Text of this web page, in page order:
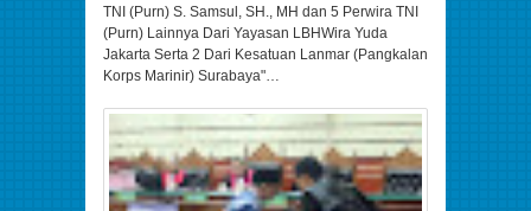
TNI (Purn) S. Samsul, SH., MH dan 5 Perwira TNI
(Purn) Lainnya Dari Yayasan LBHWira Yuda
Jakarta Serta 2 Dari Kesatuan Lanmar (Pangkalan
Korps Marinir) Surabaya"…